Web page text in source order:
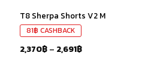
T8 Sherpa Shorts V2 M
81฿ CASHBACK
2,370฿– 2,691฿